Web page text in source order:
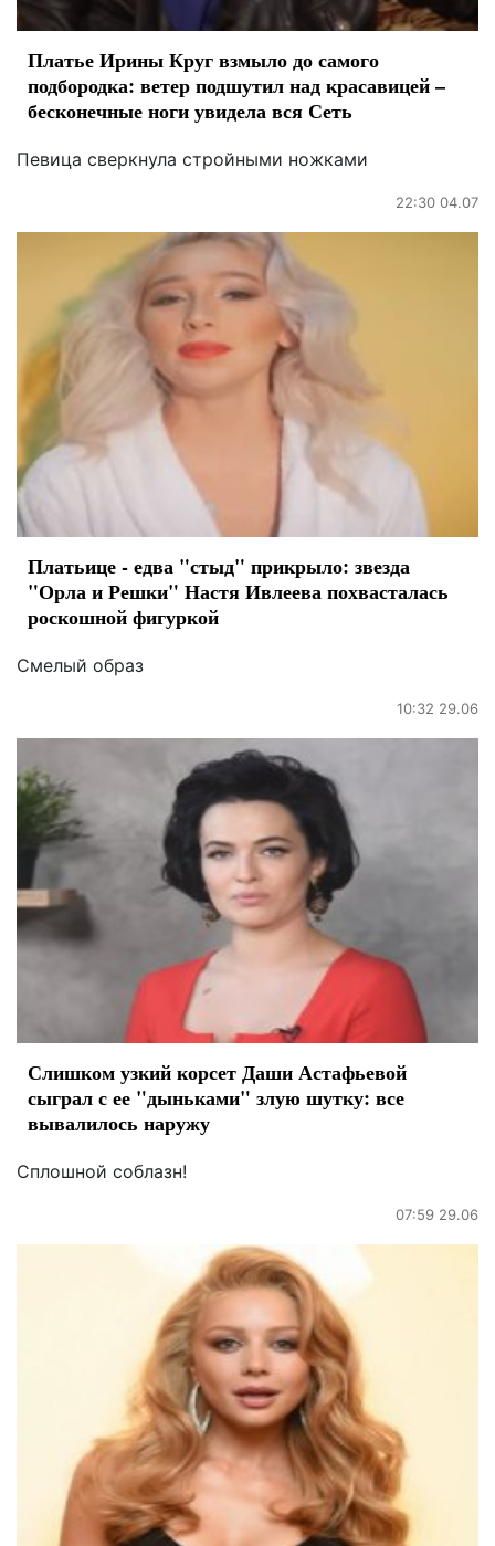
Платье Ирины Круг взмыло до самого
подбородка: ветер подшутил над красавицей –
бесконечные ноги увидела вся Сеть
Певица сверкнула стройными ножками
22:30 04.07
Платьице - едва "стыд" прикрыло: звезда
"Орла и Решки" Настя Ивлеева похвасталась
роскошной фигуркой
Смелый образ
10:32 29.06
Слишком узкий корсет Даши Астафьевой
сыграл с ее "дыньками" злую шутку: все
вывалилось наружу
Сплошной соблазн!
07:59 29.06